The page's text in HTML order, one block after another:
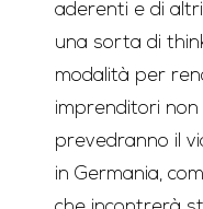
aderenti e di
una sorta di
modalità per
imprenditori non
prevedranno il
in Germania,